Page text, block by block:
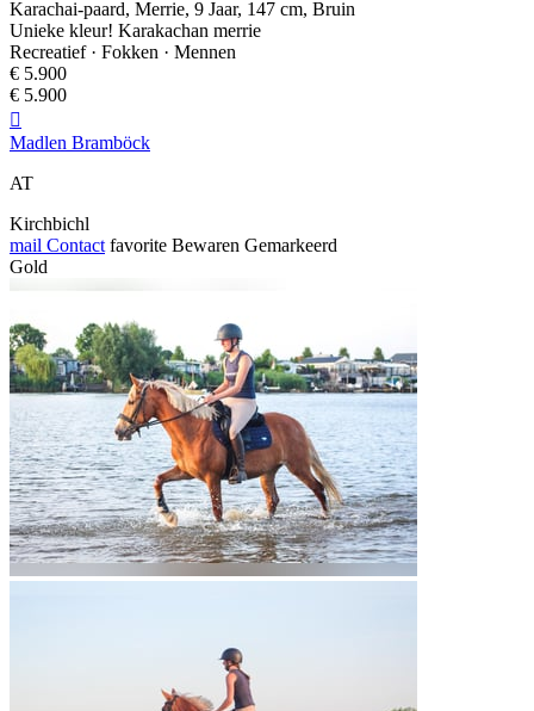
Karachai-paard, Merrie, 9 Jaar, 147 cm, Bruin
Unieke kleur! Karakachan merrie
Recreatief · Fokken · Mennen
€ 5.900
€ 5.900

Madlen Bramböck
AT
Kirchbichl
mail Contact favorite Bewaren Gemarkeerd
Gold